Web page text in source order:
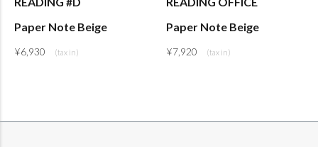
Paper Note Beige
¥6,930
Paper Note Beige
¥7,920